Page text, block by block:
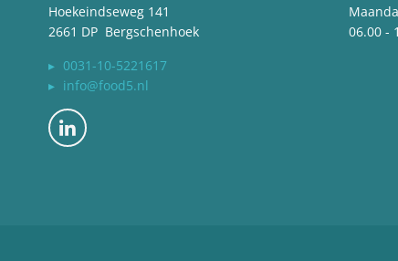
Hoekeindseweg 141
2661 DP Bergschenhoek
▸ 0031-10-5221617
▸ info@food5.nl
Bekijk ons op LinkedIn
06.00 -